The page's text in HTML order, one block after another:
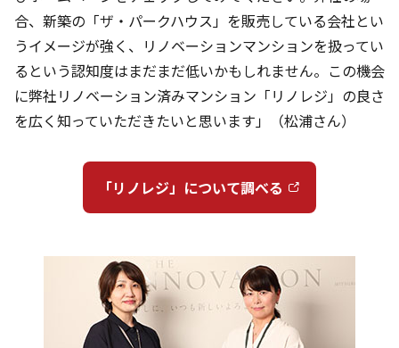
合、新築の「ザ・パークハウス」を販売している会社とい
うイメージが強く、リノベーションマンションを扱ってい
るという認知度はまだまだ低いかもしれません。この機会
に弊社リノベーション済みマンション「リノレジ」の良さ
を広く知っていただきたいと思います」（松浦さん）
「リノレジ」について調べる